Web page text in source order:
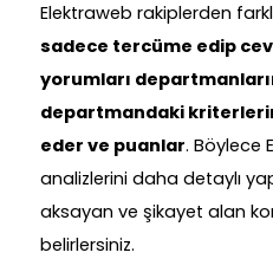
Elektraweb rakiplerden
sadece tercüme edip
yorumları
departmandaki
eder ve puanlar. Böylece
analizlerini daha detaylı
aksayan ve şikayet alan
belirlersiniz.